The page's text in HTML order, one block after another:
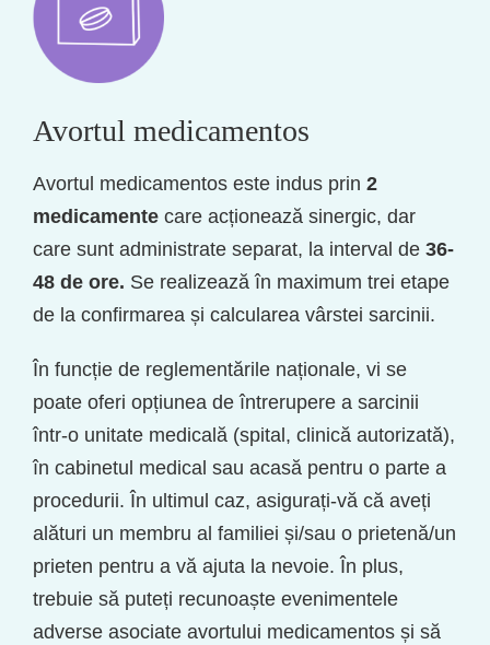
Avortul medicamentos
Avortul medicamentos este indus prin 2
medicamente care acționează sinergic, dar
care sunt administrate separat, la interval de 36-
48 de ore. Se realizează în maximum trei etape
de la confirmarea și calcularea vârstei sarcinii.
În funcție de reglementările naționale, vi se
poate oferi opțiunea de întrerupere a sarcinii
într-o unitate medicală (spital, clinică autorizată),
în cabinetul medical sau acasă pentru o parte a
procedurii. În ultimul caz, asigurați-vă că aveți
alături un membru al familiei și/sau o prietenă/un
prieten pentru a vă ajuta la nevoie. În plus,
trebuie să puteți recunoaște evenimentele
adverse asociate avortului medicamentos și să